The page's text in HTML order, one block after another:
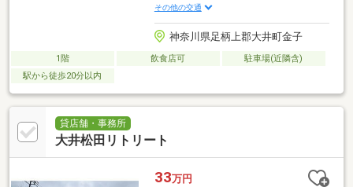
その他の交通
神奈川県足柄上郡大井町金子
1階 飲食店可
駐車場(近隣含)
駅から徒歩20分以内
貸店舗・事務所
大井松田リトリート
33万円